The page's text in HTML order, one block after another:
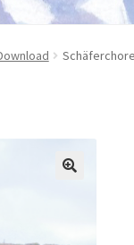
Kasse Mein Konto